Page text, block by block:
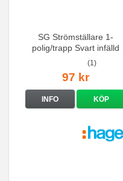
SG Strömställare 1-
polig/trapp Svart infälld
(1)
97 kr
INFO KÖP